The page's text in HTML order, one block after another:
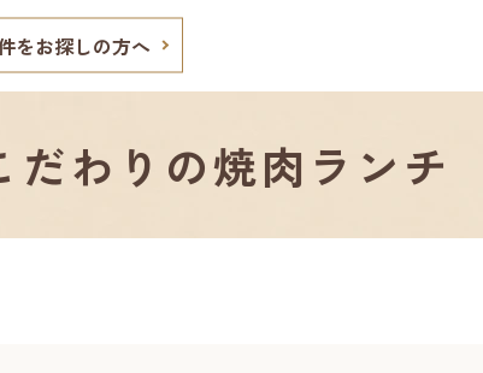
をお探しの方へ
だわりの焼肉ランチ